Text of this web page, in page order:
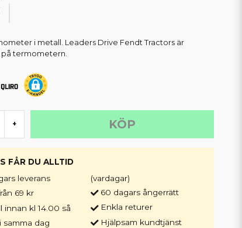
i metall. Leaders Drive Fendt Tractors är
på termometern.
+ KÖP
FÅR DU ALLTID
leverans
69 kr
innan kl 14.00 så
samma dag
(vardagar)
60 dagars ångerrätt
Enkla returer
Hjälpsam kundtjänst